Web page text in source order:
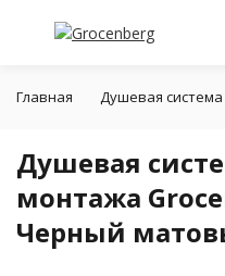
Главная Душевая
Душевая
монтажа
Черный